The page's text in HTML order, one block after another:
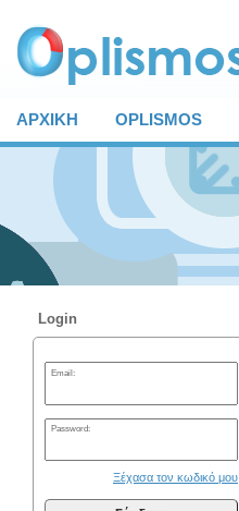
ΑΡΧΙΚΗ OPLISMOS
Login
Email:
Password:
Ξέχασα τον κωδικό μου